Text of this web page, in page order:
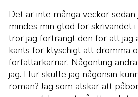
Det är inte många veckor
mindes min glöd för skrivandet i
tror jag förträngt den för att jag
känts för klyschigt att drömma
författarkarriär. Någonting
jag. Hur skulle jag någonsin
roman? Jag som älskar att